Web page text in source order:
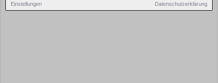
Einstellungen Datenschutzerklärung